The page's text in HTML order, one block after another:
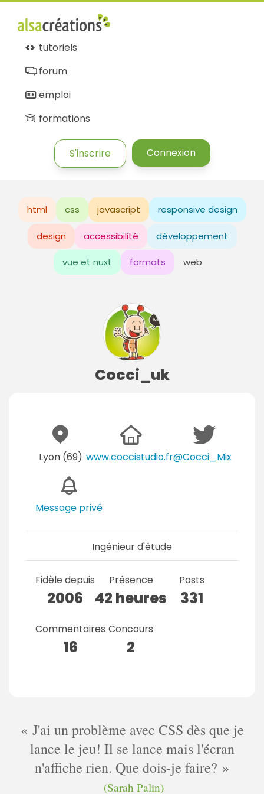
tutoriels
forum
emploi
formations
S'inscrire Connexion
html css javascript responsive design
design accessibilité développement
vue et nuxt formats web
Cocci_uk
Lyon (69) www.coccistudio.fr@Cocci_Mix
Message privé
Ingénieur d'étude
Fidèle depuis
2006
Présence
42 heures
Posts
331
Commentaires
16
Concours
2
J'ai un problème avec CSS dès que je
lance le jeu! Il se lance mais l'écran
n'affiche rien. Que dois-je faire?
(Sarah Palin)